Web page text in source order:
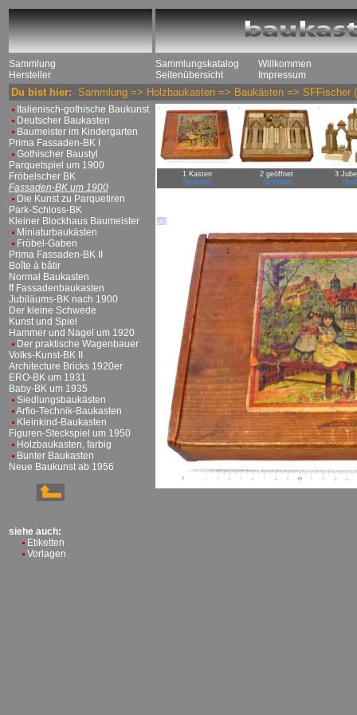
Sammlung
Hersteller
Sammlungskatalog
Seitenübersicht
Willkommen
Impressum
Du bist hier: Sammlung => Holzbaukasten => Baukästen => SFFischer
Italienisch-gothische Baukunst
Deutscher Baukasten
Baumeister im Kindergarten
Prima Fassaden-BK I
Gothischer Baustyl
Parquetspiel um 1900
Fröbelscher BK
Fassaden-BK um 1900
Die Kunst zu Parquetiren
Park-Schloss-BK
Kleiner Blockhaus Baumeister
Miniaturbaukästen
Fröbel-Gaben
Prima Fassaden-BK II
Boîte à bâtir
Normal Baukasten
ff Fassadenbaukasten
Jubiläums-BK nach 1900
Der kleine Schwede
Kunst und Spiel
Hammer und Nagel um 1920
Der praktische Wagenbauer
Volks-Kunst-BK II
Architecture Bricks 1920er
ERO-BK um 1931
Baby-BK um 1935
Siedlungsbaukästen
Arfio-Technik-Baukasten
Kleinkind-Baukasten
Figuren-Steckspiel um 1950
Holzbaukasten, farbig
Bunter Baukasten
Neue Baukunst ab 1956
siehe auch:
Etiketten
Vorlagen
1 Kasten
Großbild
2 geöffnet
Großbild
3